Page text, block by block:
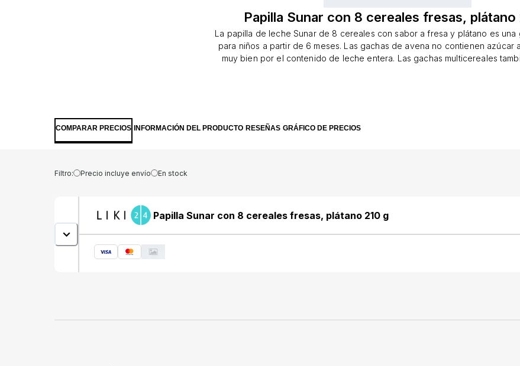
Papilla Sunar con 8 cereales fresas, plátano
La papilla de leche Sunar de 8 cereales con sabor a fresa y plátano es una
para niños a partir de 6 meses. Las gachas de avena no contienen azúcar
muy bien por el contenido de leche entera. Las gachas multicereales
niño. Al servir los primeros refrigerios, es importante que el niño se
contiene muchas sustancias bioactivas. Debido al contenido total de leche,
leche de cereales ahora no contienen aceite de palma. A partir de cereales
COMPARAR PRECIOS INFORMACIÓN DEL PRODUCTO RESEÑAS GRÁFICO DE PRECIOS
Filtro: Precio incluye envío En stock
Papilla Sunar con 8 cereales fresas, plátano 210 g